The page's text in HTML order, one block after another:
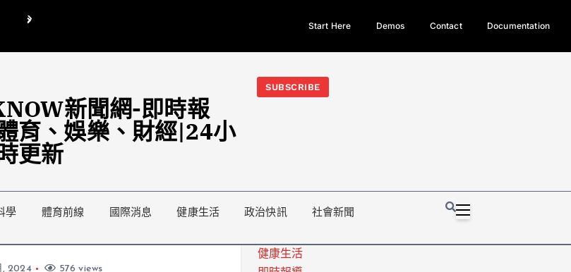
喊刪陸委會1295萬媒宣費惹議 梁文傑回「只能靠嘴巴」
今日熱門新聞TOP3｜西拉雅族正式成第17個原住民族、立院電競
光電場回
Start Here Demos Contact Documentation
新聞網-即時報
育、娛樂、財經|24小
更新
SUBSCRIBE
學 體育前線 國際消息 健康生活 政治快訊 社會新聞
, 2024 576 views
健康生活